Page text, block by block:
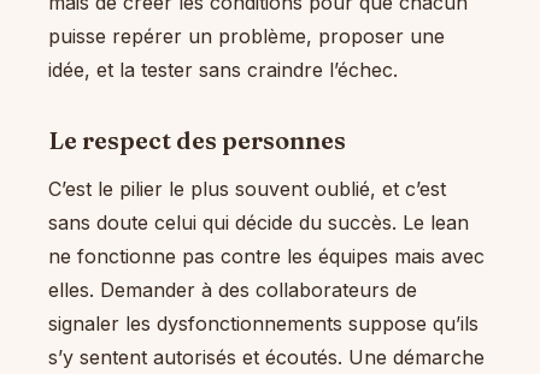
puisse repérer un problème, proposer une
idée, et la tester sans craindre l’échec.
Le respect des personnes
C’est le pilier le plus souvent oublié, et c’est
sans doute celui qui décide du succès. Le lean
ne fonctionne pas contre les équipes mais avec
elles. Demander à des collaborateurs de
signaler les dysfonctionnements suppose qu’ils
s’y sentent autorisés et écoutés. Une démarche